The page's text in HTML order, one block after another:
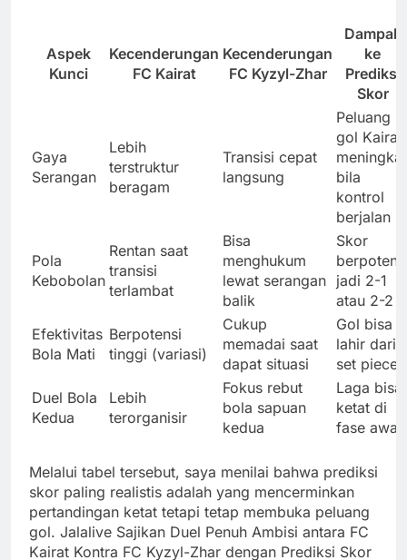
Aspek
Kunci
Kecenderungan
FC Kairat
Kecenderungan
FC Kyzyl-Zhar
Dampak
ke
Prediksi
Skor
Gaya
Serangan
Lebih
terstruktur
beragam
Transisi cepat
langsung
Peluang
gol Kairat
meningkat
bila
kontrol
berjalan
Pola
Kebobolan
Rentan saat
transisi
terlambat
Bisa
menghukum
lewat serangan
balik
Skor
jadi 2-1
atau 2-2
Efektivitas
Bola Mati
Berpotensi
tinggi (variasi)
Cukup
memadai saat
dapat situasi
Gol bisa
lahir dari
set piece
Duel Bola
Kedua
Lebih
terorganisir
Fokus rebut
bola sapuan
kedua
Laga bisa
ketat di
fase awal
Melalui tabel tersebut, saya menilai bahwa prediksi
skor paling realistis adalah yang mencerminkan
pertandingan ketat tetapi tetap membuka peluang
gol. Jalalive Sajikan Duel Penuh Ambisi antara FC
Kairat Kontra FC Kyzyl-Zhar dengan Prediksi Skor